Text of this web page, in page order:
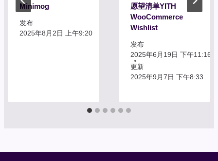
Minimog
发布
2025年8月2日 上午9:20
愿望清单YITH
WooCommerce
Wishlist
发布
2025年6月19日 下午11:16
更新
2025年9月7日 下午8:33